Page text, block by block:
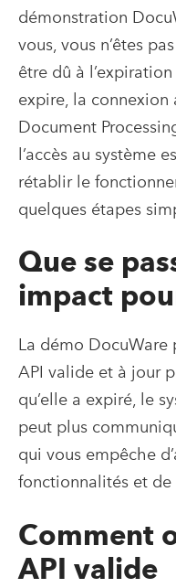
démonstration
vous, vous n’êtes
être dû à
expire, la
Document
l’accès au système
rétablir le
quelques étapes
Que se
impact
La démo DocuWare
API valide et à jour
qu’elle a expiré, le
peut plus
qui vous empêche
fonctionnalités et de
Comment
API valide